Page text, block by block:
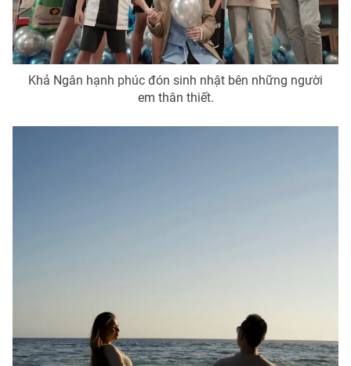
Photo Infographic
Video Shorts video
Liên hệ tòa soạn English
Khả Ngân hạnh phúc đón sinh nhật bên những người
em thân thiết.